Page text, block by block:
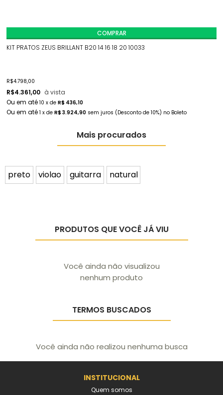
KIT PRATOS ZEUS BRILLANT B20 14 16 18 20 10033
R$4.798,00
R$4.361,00 à vista
10 x de R$ 436,10
1 x de R$ 3.924,90 sem juros (Desconto de 10%) no Boleto
COMPRAR
Mais procurados
preto violao guitarra natural
PRODUTOS QUE VOCÊ JÁ VIU
Você ainda não visualizou
nenhum produto
TERMOS BUSCADOS
Você ainda não realizou nenhuma busca
INSTITUCIONAL
Quem somos